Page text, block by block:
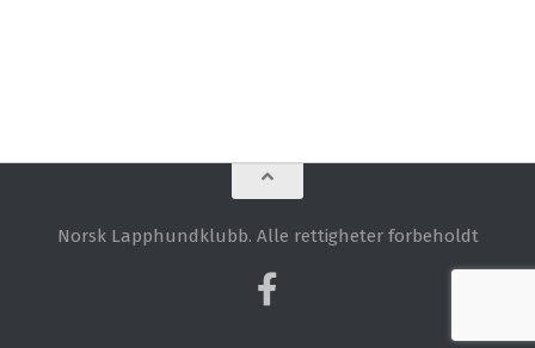
Norsk Lapphundklubb. Alle rettigheter forbeholdt